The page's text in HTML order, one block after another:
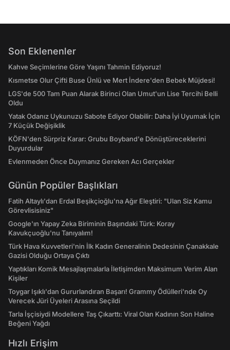
Son Eklenenler
Kahve Seçimlerine Göre Yaşını Tahmin Ediyoruz!
Kısmetse Olur Çifti Buse Ünlü ve Mert İndere'den Bebek Müjdesi!
LGS'de 500 Tam Puan Alarak Birinci Olan Umut'un Lise Tercihi Belli
Oldu
Yatak Odanız Uykunuzu Sabote Ediyor Olabilir: Daha İyi Uyumak İçin
7 Küçük Değişiklik
KÖFN'den Sürpriz Karar: Grubu Boyband'e Dönüştüreceklerini
Duyurdular
Evlenmeden Önce Duymanız Gereken Acı Gerçekler
Günün Popüler Başlıkları
Fatih Altaylı'dan Erdal Beşikçioğlu'na Ağır Eleştiri: "Ulan Siz Kamu
Görevlisisiniz"
Google'ın Yapay Zeka Biriminin Başındaki Türk: Koray
Kavukçuoğlu'nu Tanıyalım!
Türk Hava Kuvvetleri'nin İlk Kadın Generalinin Dedesinin Çanakkale
Gazisi Olduğu Ortaya Çıktı
Yaptıkları Komik Mesajlaşmalarla İletişimden Maksimum Verim Alan
Kişiler
Toygar Işıklı'dan Gururlandıran Başarı! Grammy Ödülleri'nde Oy
Verecek Jüri Üyeleri Arasına Seçildi
Tarla İşçisiydi Modellere Taş Çıkarttı: Viral Olan Kadının Son Haline
Beğeni Yağdı
Hızlı Erişim